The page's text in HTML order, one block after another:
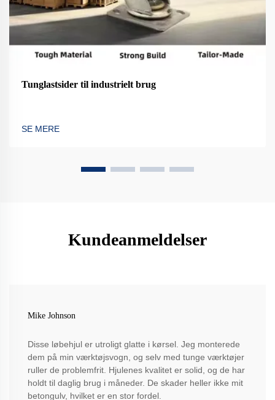
Tunglastsider til industrielt brug
SE MERE
Kundeanmeldelser
Mike Johnson
Disse løbehjul er utroligt glatte i kørsel. Jeg monterede
dem på min værktøjsvogn, og selv med tunge værktøjer
ruller de problemfrit. Hjulenes kvalitet er solid, og de har
holdt til daglig brug i måneder. De skader heller ikke mit
betongulv, hvilket er en stor fordel.